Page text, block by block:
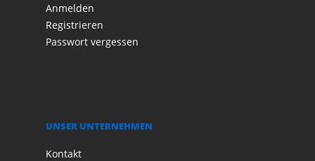
Anmelden
Registrieren
Passwort vergessen
UNSER UNTERNEHMEN
Kontakt